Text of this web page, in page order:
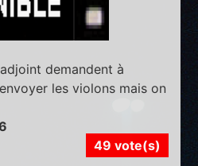
demandent à
les violons mais on
49 vote(s)